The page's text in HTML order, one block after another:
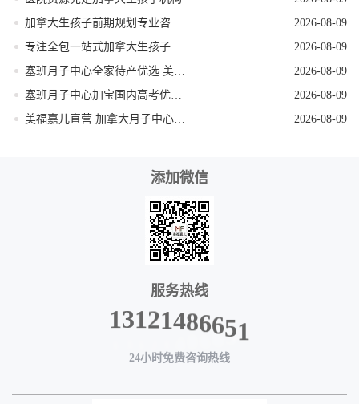
2026-08-09
2026-08-09
2026-08-09
2026-08-09
2026-08-09
添加微信
服务热线
13121486651
24小时免费咨询热线